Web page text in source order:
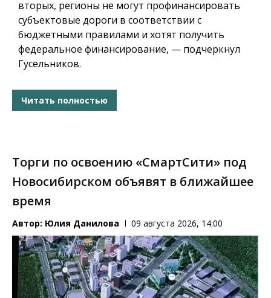
вторых, регионы не могут профинансировать
субъектовые дороги в соответствии с
бюджетными правилами и хотят получить
федеральное финансирование, — подчеркнул
Гусельников.
Читать полностью
Торги по освоению «СмартСити» под
Новосибирском объявят в ближайшее
время
Автор: Юлия Данилова 09 августа 2026, 14:00